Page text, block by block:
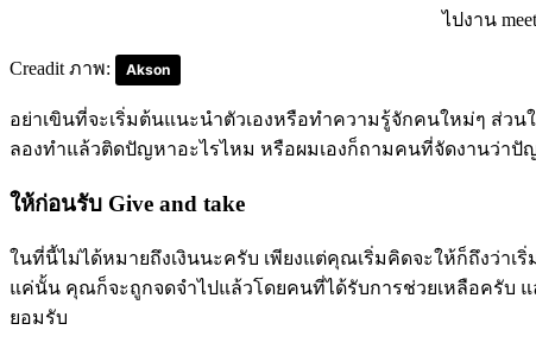
ไปงาน
Creadit ภาพ: Akson
อย่าเขินที่จะเริ่มต้นแนะนำตัวเองหรือทำความรู้จักคนใหม่ๆ ส่ว
ลองทำแล้วติดปัญหาอะไรไหม หรือผมเองก็ถามคนที่จัดงานว่าปั
ให้ก่อนรับ Give and take
ในที่นี้ไม่ได้หมายถึงเงินนะครับ เพียงแต่คุณเริ่มคิดจะให้ก็ถึงว่า
แค่นั้น คุณก็จะถูกจดจำไปแล้วโดยคนที่ได้รับการช่วยเหลือครับ
ยอมรับ